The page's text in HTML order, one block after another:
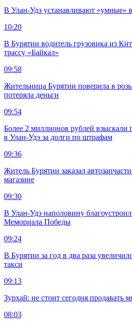
В Улан-Удэ устанавливают «умные»
10:20
В Бурятии водитель грузовика из
трассу «Байкал»
09:58
Жительница Бурятии поверила в
потеряла деньги
09:54
Более 2 миллионов рублей взыскали
в Улан-Удэ за долги по штрафам
09:36
Житель Бурятии заказал
магазине
09:30
В Улан-Удэ наполовину
Мемориала Победы
09:24
В Бурятии за год в два раза
такси
09:13
Зурхай: не стоит сегодня продавать
08:03